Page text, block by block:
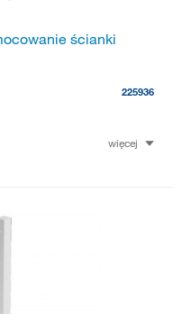
ścianki
225936
więcej